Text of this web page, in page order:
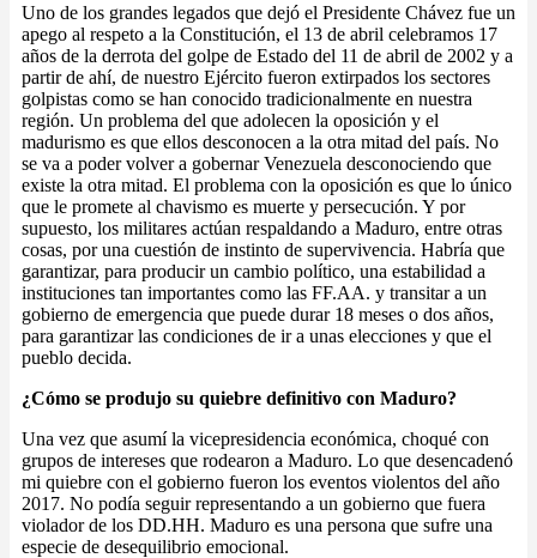
Uno de los grandes legados que dejó el Presidente Chávez fue un
apego al respeto a la Constitución, el 13 de abril celebramos 17
años de la derrota del golpe de Estado del 11 de abril de 2002 y a
partir de ahí, de nuestro Ejército fueron extirpados los sectores
golpistas como se han conocido tradicionalmente en nuestra
región. Un problema del que adolecen la oposición y el
madurismo es que ellos desconocen a la otra mitad del país. No
se va a poder volver a gobernar Venezuela desconociendo que
existe la otra mitad. El problema con la oposición es que lo único
que le promete al chavismo es muerte y persecución. Y por
supuesto, los militares actúan respaldando a Maduro, entre otras
cosas, por una cuestión de instinto de supervivencia. Habría que
garantizar, para producir un cambio político, una estabilidad a
instituciones tan importantes como las FF.AA. y transitar a un
gobierno de emergencia que puede durar 18 meses o dos años,
para garantizar las condiciones de ir a unas elecciones y que el
pueblo decida.
¿Cómo se produjo su quiebre definitivo con Maduro?
Una vez que asumí la vicepresidencia económica, choqué con
grupos de intereses que rodearon a Maduro. Lo que desencadenó
mi quiebre con el gobierno fueron los eventos violentos del año
2017. No podía seguir representando a un gobierno que fuera
violador de los DD.HH. Maduro es una persona que sufre una
especie de desequilibrio emocional.